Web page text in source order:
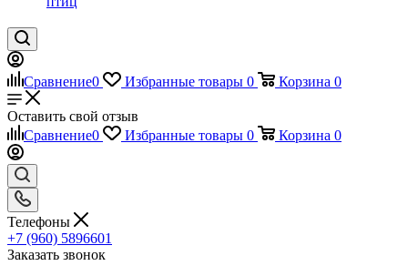
Сравнение0 Избранные товары 0 Корзина 0
Оставить свой отзыв
Сравнение0 Избранные товары 0 Корзина 0
Телефоны
+7 (960) 5896601
Заказать звонок